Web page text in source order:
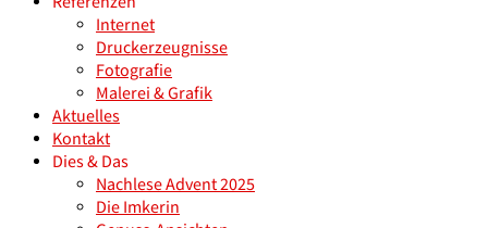
Internet
Druckerzeugnisse
Fotografie
Malerei & Grafik
Aktuelles
Kontakt
Dies & Das
Nachlese Advent 2025
Die Imkerin